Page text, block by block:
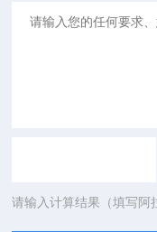
请输入计算结果（填写阿